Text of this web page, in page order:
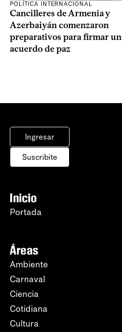
POLÍTICA INTERNACIONAL
Cancilleres de Armenia y
Azerbaiyán comenzaron
preparativos para firmar un
acuerdo de paz
Ingresar
Suscribite
Inicio
Portada
Áreas
Ambiente
Carnaval
Ciencia
Cotidiana
Cultura